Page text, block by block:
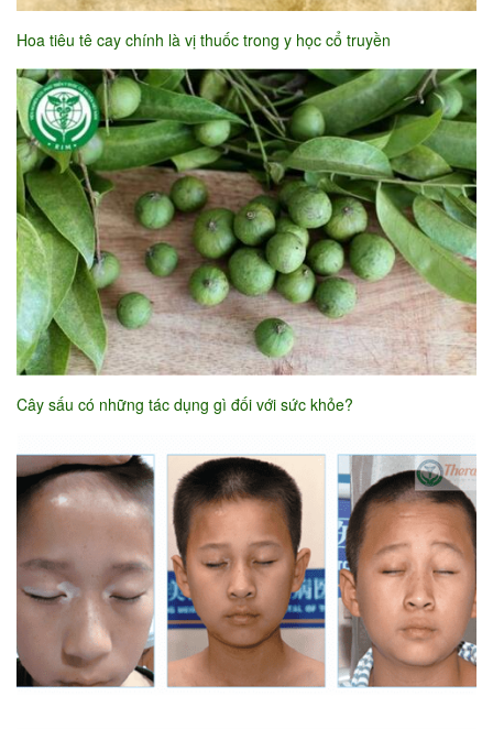
Hoa tiêu tê cay chính là vị thuốc trong y học cổ truyền
Cây sấu có những tác dụng gì đối với sức khỏe?